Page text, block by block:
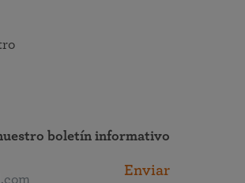
boletín informativo
Enviar